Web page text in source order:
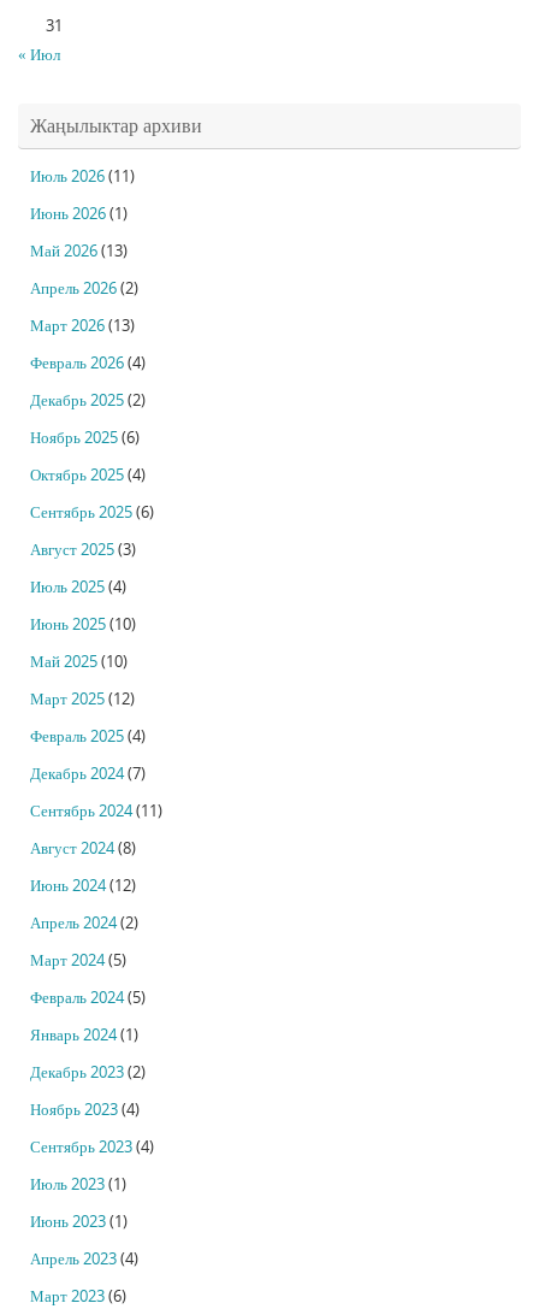
31
« Июл
Жаңылыктар архиви
Июль 2026(11)
Июнь 2026(1)
Май 2026(13)
Апрель 2026(2)
Март 2026(13)
Февраль 2026(4)
Декабрь 2025(2)
Ноябрь 2025(6)
Октябрь 2025(4)
Сентябрь 2025(6)
Август 2025(3)
Июль 2025(4)
Июнь 2025(10)
Май 2025(10)
Март 2025(12)
Февраль 2025(4)
Декабрь 2024(7)
Сентябрь 2024(11)
Август 2024(8)
Июнь 2024(12)
Апрель 2024(2)
Март 2024(5)
Февраль 2024(5)
Январь 2024(1)
Декабрь 2023(2)
Ноябрь 2023(4)
Сентябрь 2023(4)
Июль 2023(1)
Июнь 2023(1)
Апрель 2023(4)
Март 2023(6)